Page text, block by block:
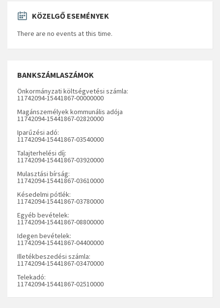
KÖZELGŐ ESEMÉNYEK
There are no events at this time.
BANKSZÁMLASZÁMOK
Önkormányzati költségvetési számla:
11742094-15441867-00000000
Magánszemélyek kommunális adója
11742094-15441867-02820000
Iparűzési adó:
11742094-15441867-03540000
Talajterhelési díj:
11742094-15441867-03920000
Mulasztási bírság:
11742094-15441867-03610000
Késedelmi pótlék:
11742094-15441867-03780000
Egyéb bevételek:
11742094-15441867-08800000
Idegen bevételek:
11742094-15441867-04400000
Illetékbeszedési számla:
11742094-15441867-03470000
Telekadó:
11742094-15441867-02510000